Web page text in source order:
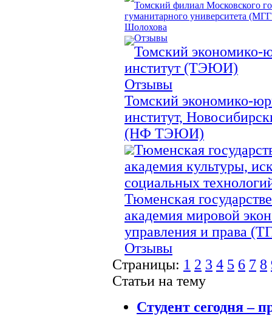
Томский филиал Московского
гуманитарного университета
Шолохова
Отзывы
Томский экономико-
институт (ТЭЮИ)
Отзывы
Томский экономико-
институт,
(НФ ТЭЮИ)
Тюменская
академия культуры,
социальных
Тюменская
академия мировой
управления и права
Отзывы
Страницы: 1 2 3 4 5 6 7 8
Статьи на тему
Студент сегодня –